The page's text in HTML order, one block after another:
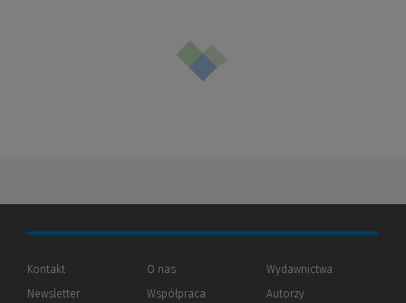
Kontakt
Newsletter
O nas
Współpraca
Wydawnictwa
Autorzy